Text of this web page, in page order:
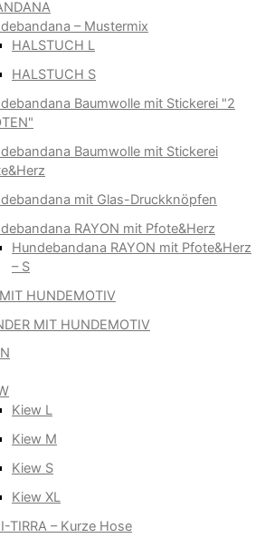
– Mustermix
HALSTUCH L
HALSTUCH S
Baumwolle mit Stickerei "2
Baumwolle mit Stickerei
mit Glas-Druckknöpfen
RAYON mit Pfote&Herz
Hundebandana RAYON mit Pfote&Herz
– S
HUNDEMOTIV
MIT HUNDEMOTIV
Kiew L
Kiew M
Kiew S
Kiew XL
TIRRA – Kurze Hose